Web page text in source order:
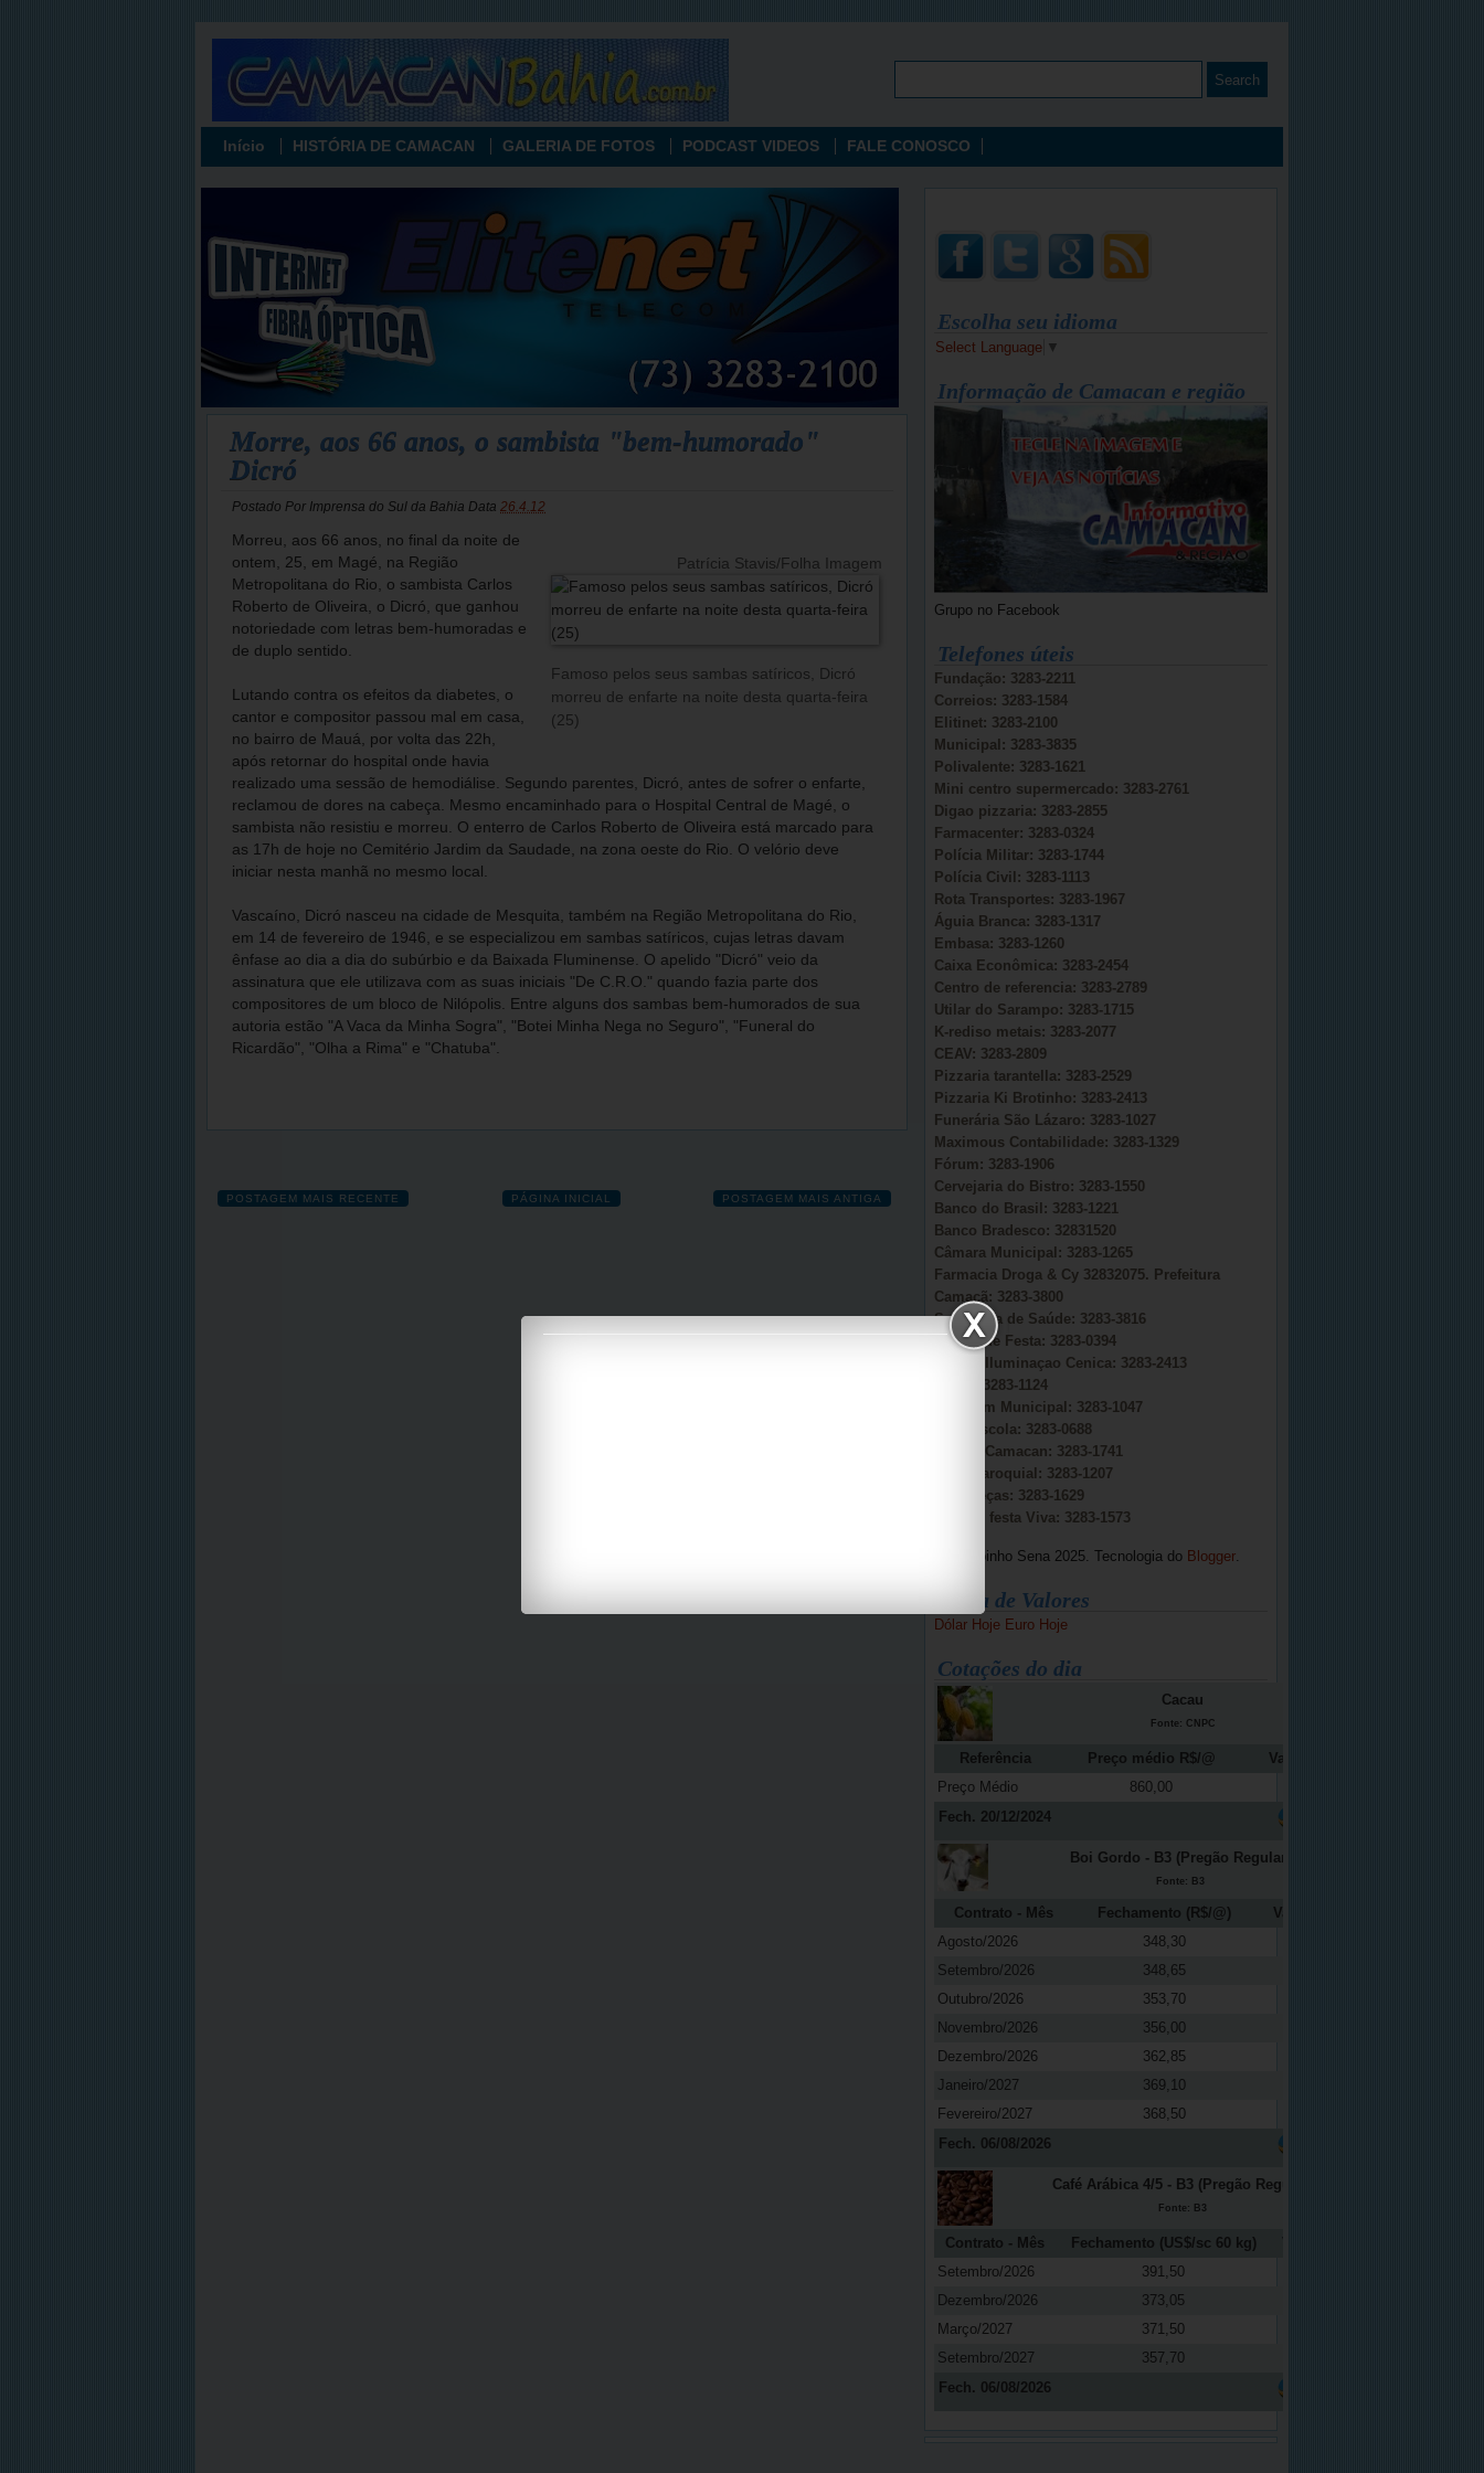
Início HISTÓRIA DE CAMACAN GALERIA DE FOTOS PODCAST VIDEOS FALE CONOSCO
Morre, aos 66 anos, o sambista "bem-humorado"
Dicró
Postado Por Imprensa do Sul da Bahia Data 26.4.12
Patrícia Stavis/Folha Imagem
Famoso pelos seus sambas satíricos, Dicró
morreu de enfarte na noite desta quarta-feira
(25)
Morreu, aos 66 anos, no final da noite de
ontem, 25, em Magé, na Região
Metropolitana do Rio, o sambista Carlos
Roberto de Oliveira, o Dicró, que ganhou
notoriedade com letras bem-humoradas e
de duplo sentido.
Lutando contra os efeitos da diabetes, o
cantor e compositor passou mal em casa,
no bairro de Mauá, por volta das 22h,
após retornar do hospital onde havia
realizado uma sessão de hemodiálise. Segundo parentes, Dicró, antes de sofrer o enfarte,
reclamou de dores na cabeça. Mesmo encaminhado para o Hospital Central de Magé, o
sambista não resistiu e morreu. O enterro de Carlos Roberto de Oliveira está marcado para
as 17h de hoje no Cemitério Jardim da Saudade, na zona oeste do Rio. O velório deve
iniciar nesta manhã no mesmo local.
Vascaíno, Dicró nasceu na cidade de Mesquita, também na Região Metropolitana do Rio,
em 14 de fevereiro de 1946, e se especializou em sambas satíricos, cujas letras davam
ênfase ao dia a dia do subúrbio e da Baixada Fluminense. O apelido "Dicró" veio da
assinatura que ele utilizava com as suas iniciais "De C.R.O." quando fazia parte dos
compositores de um bloco de Nilópolis. Entre alguns dos sambas bem-humorados de sua
autoria estão "A Vaca da Minha Sogra", "Botei Minha Nega no Seguro", "Funeral do
Ricardão", "Olha a Rima" e "Chatuba".
POSTAGEM MAIS RECENTE POSTAGEM MAIS ANTIGA
PÁGINA INICIAL
Escolha seu idioma
Select Language ▼
Informação de Camacan e região
Grupo no Facebook
Telefones úteis
Fundação: 3283-2211
Correios: 3283-1584
Elitinet: 3283-2100
Municipal: 3283-3835
Polivalente: 3283-1621
Mini centro supermercado: 3283-2761
Digao pizzaria: 3283-2855
Farmacenter: 3283-0324
Polícia Militar: 3283-1744
Polícia Civil: 3283-1113
Rota Transportes: 3283-1967
Águia Branca: 3283-1317
Embasa: 3283-1260
Caixa Econômica: 3283-2454
Centro de referencia: 3283-2789
Utilar do Sarampo: 3283-1715
K-rediso metais: 3283-2077
CEAV: 3283-2809
Pizzaria tarantella: 3283-2529
Pizzaria Ki Brotinho: 3283-2413
Funerária São Lázaro: 3283-1027
Maximous Contabilidade: 3283-1329
Fórum: 3283-1906
Cervejaria do Bistro: 3283-1550
Banco do Brasil: 3283-1221
Banco Bradesco: 32831520
Câmara Municipal: 3283-1265
Farmacia Droga & Cy 32832075. Prefeitura
Camacã: 3283-3800
Secretária de Saúde: 3283-3816
Sonho de Festa: 3283-0394
AmmC Iluminaçao Cenica: 3283-2413
CAPS: 3283-1124
Garagem Municipal: 3283-1047
Auto Escola: 3283-0688
Viação Camacan: 3283-1741
Casa Paroquial: 3283-1207
Bike Peças: 3283-1629
Espaço festa Viva: 3283-1573
Jabinho Sena 2025. Tecnologia do Blogger.
Bolsa de Valores
Dólar Hoje Euro Hoje
Cotações do dia
Cacau
Fonte: CNPC
Referência Preço médio R$/@
Variação (%)
Preço Médio
860,00
Fech. 20/12/2024
Boi Gordo - B3 (Pregão Regular)
Fonte: B3
Contrato - Mês Fechamento (R$/@)
Variação (%)
Agosto/2026
348,30
Setembro/2026
348,65
Outubro/2026
353,70
Novembro/2026
356,00
Dezembro/2026
362,85
Janeiro/2027
369,10
Fevereiro/2027
368,50
Fech. 06/08/2026
Café Arábica 4/5 - B3 (Pregão Regular)
Fonte: B3
Contrato - Mês Fechamento (US$/sc 60 kg)
Setembro/2026
391,50
Dezembro/2026
373,05
Março/2027
371,50
Setembro/2027
357,70
Fech. 06/08/2026